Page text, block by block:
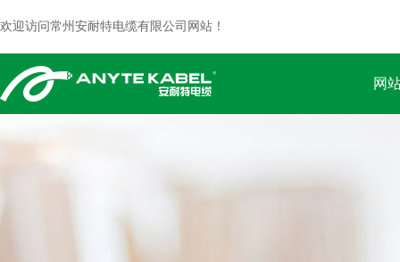
欢迎访问常州安耐特电缆有限公司网站！
网